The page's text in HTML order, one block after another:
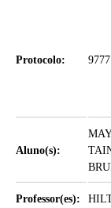
Protocolo: 9777
Aluno(s):
Professor(es):